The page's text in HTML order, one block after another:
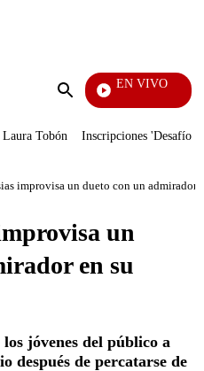
Enviar
EN VIVO
Televentas
Laura Tobón Inscripciones 'Desafío'
improvisa un dueto con un admirador
un
en su
jóvenes del público a
después de percatarse de